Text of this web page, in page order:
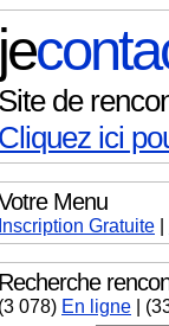
je
Site de
Cliquez ici
Menu
Inscription Gratuite
Recherche
(3 078) En ligne